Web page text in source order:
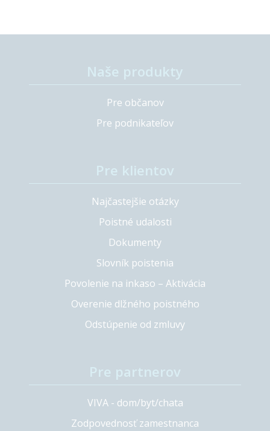
Pre občanov
Pre podnikateľov
Najčastejšie otázky
Poistné udalosti
Dokumenty
Slovník poistenia
Povolenie na inkaso – Aktivácia
Overenie dlžného poistného
Odstúpenie od zmluvy
VIVA - dom/byt/chata
Zodpovednosť zamestnanca